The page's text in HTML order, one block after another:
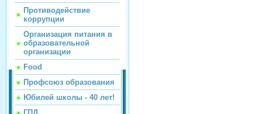
Противодействие
коррупции
Организация питания в
образовательной
организации
Food
Профсоюз образования
Юбилей школы - 40 лет!